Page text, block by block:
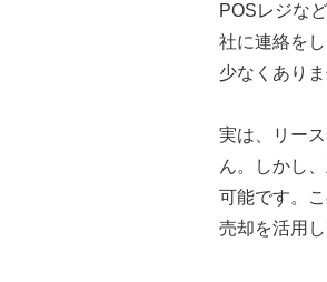
POSレジな
社に連絡を
少なくありま
実は、リー
ん。しかし
可能です。
売却を活用